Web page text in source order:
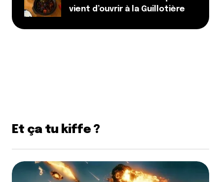
vient d’ouvrir à la Guillotière
Et ça tu kiffe ?